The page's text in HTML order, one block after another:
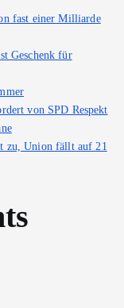
fast einer Milliarde
Geschenk für
von SPD Respekt
zu, Union fällt auf 21